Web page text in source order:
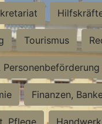
Tourismus
Finanzen,
Pflege